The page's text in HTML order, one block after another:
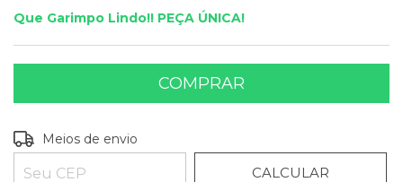
Que Garimpo Lindo!! PEÇA ÚNICA!
Entregas para o CEP:
Meios de envio
CALCULAR